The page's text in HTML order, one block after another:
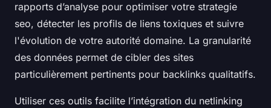
rapports d’analyse pour optimiser votre strategie
seo, détecter les profils de liens toxiques et suivre
l'évolution de votre autorité domaine. La granularité
des données permet de cibler des sites
particulièrement pertinents pour backlinks qualitatifs.
Utiliser ces outils facilite l’intégration du netlinking